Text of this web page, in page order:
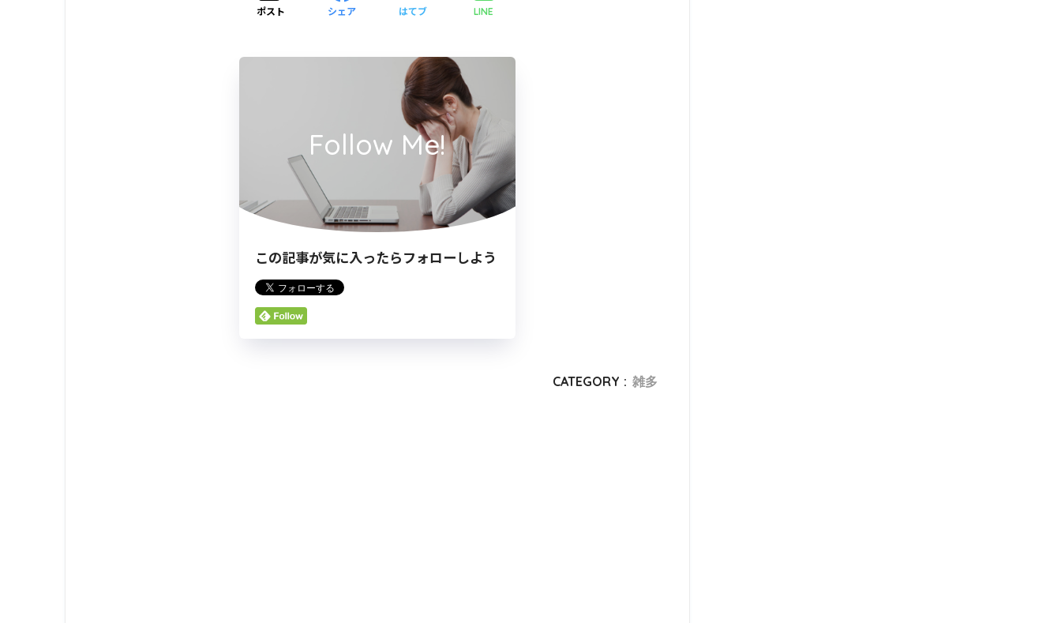
ポスト シェア はてブ LINE
Follow Me!
この記事が気に入ったらフォローしよう
CATEGORY : 雑多